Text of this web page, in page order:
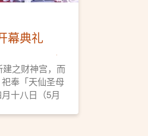
幕典礼
之财神宫，而
奉「天仙圣母
十八日（5月